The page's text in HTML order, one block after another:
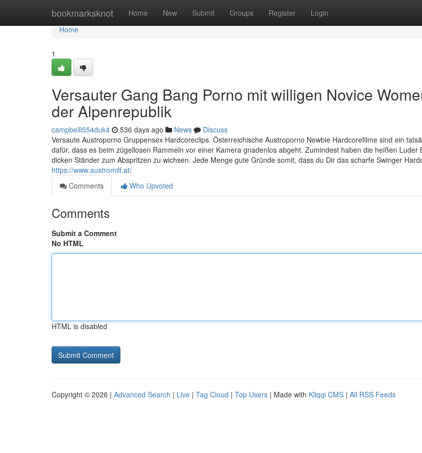
bookmarksknot Home New Submit Groups Register Login
Home
Home
1
Versauter Gang Bang Porno mit willigen Novice
der Alpenrepublik
campbelli554duk4 536 days ago News
Discuss
Versaute Austroporno Gruppensex Hardcoreclips. Österreichische Austroporno Newbie Hardcorefilme sind ein
dafür, dass es beim zügellosen Rammeln vor einer Kamera gnadenlos abgeht. Zumindest haben die heißen Luder
dicken Ständer zum Abspritzen zu wichsen. Jede Menge gute Gründe somit, dass du Dir das scharfe Swinger
https://www.austromilf.at/
Comments
Who Upvoted
Comments
Submit a Comment
No HTML
HTML is disabled
Copyright © 2026 | Advanced Search | Live | Tag Cloud | Top Users | Made with Kliqqi CMS | All RSS Feeds